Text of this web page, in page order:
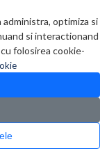
optimiza si
si interactionand
folosirea cookie-
0 produs(e)